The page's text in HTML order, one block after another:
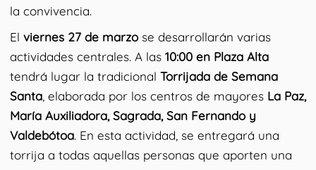
la convivencia.
El viernes 27 de marzose desarrollarán varias
actividades centrales. A las 10:00 en Plaza Alta
tendrá lugar la tradicional Torrijada de Semana
Santa, elaborada por los centros de mayores La Paz,
María Auxiliadora, Sagrada, San Fernando y
Valdebótoa. En esta actividad, se entregará una
torrija a todas aquellas personas que aporten una